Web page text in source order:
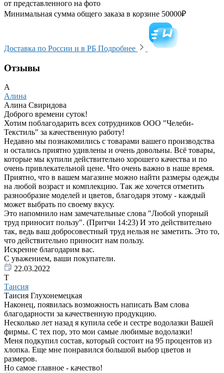
от представленного на фото
Минимальная сумма общего заказа в корзине 50000₽
Доставка по России и в РБ Подробнее
Отзывы
А
Алина
Алина Свиридова
Доброго времени суток!
Хотим поблагодарить всех сотрудников ООО "Челеби-
Текстиль" за качественную работу!
Недавно мы познакомились с товарами вашего производства
и остались приятно удивлены и очень довольны. Всё товары,
которые мы купили действительно хорошего качества и по
очень привлекательной цене. Что очень важно в наше время.
Приятно, что в вашем магазине можно найти размеры одежды
на любой возраст и комплекцию. Так же хочется отметить
разнообразие моделей и цветов, благодаря этому - каждый
может выбрать по своему вкусу.
Это напомнило нам замечательные слова "Любой упорный
труд приносит пользу". (Притчи 14:23) И это действительно
так, ведь ваш добросовестный труд нельзя не заметить. Это то,
что действительно приносит нам пользу.
Искренне благодарим вас.
С уважением, ваши покупатели.
22.03.2022
Т
Таисия
Таисия Глухонемецкая
Наконец, появилась возможность написать Вам слова
благодарности за качественную продукцию.
Несколько лет назад я купила себе и сестре водолазки Вашей
фирмы. С тех пор, это мои самые любимые водолазки!
Меня подкупил состав, который состоит на 95 процентов из
хлопка. Еще мне понравился большой выбор цветов и
размеров.
Но самое главное - качество!